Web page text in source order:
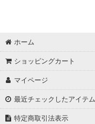
ホーム
ショッピングカート
マイページ
最近チェックしたアイテム
特定商取引法表示